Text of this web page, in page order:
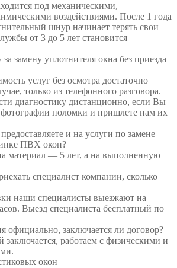
под механическими,
воздействиями. После 1 года
шнур начинает терять свои
от 3 до 5 лет становится
замену уплотнителя окна без приезда
услуг без осмотра достаточно
только из телефонного разговора.
диагностику дистанционно, если Вы
фотографии поломки и пришлете нам их
и на услуги по замене
ПВХ окон?
материал — 5 лет, а на выполненную
специалист компании, сколько
наши специалисты выезжают на
Выезд специалиста бесплатный по
официально, заключается ли договор?
заключается, работаем с физическими и
окон